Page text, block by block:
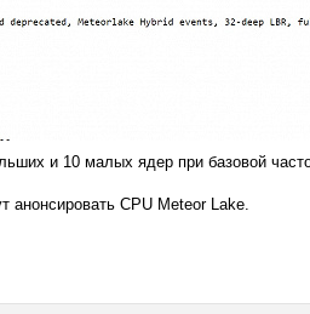
и 10 малых ядер при базовой
анонсировать CPU Meteor Lake.